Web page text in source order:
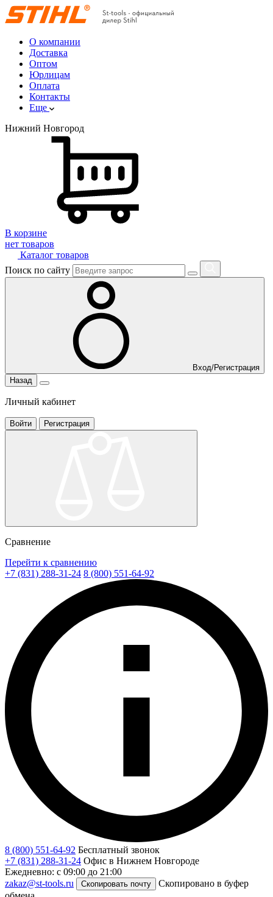
О компании
Доставка
Оптом
Юрлицам
Оплата
Контакты
Еще
Нижний Новгород
В корзине
нет товаров
Каталог товаров
Поиск по сайту
Вход/Регистрация
Назад
Личный кабинет
Войти Регистрация
Сравнение
Перейти к сравнению
+7 (831) 288-31-24 8 (800) 551-64-92
8 (800) 551-64-92 Бесплатный звонок
+7 (831) 288-31-24 Офис в Нижнем Новгороде
Ежедневно: с 09:00 до 21:00
zakaz@st-tools.ru
Скопировать почту
Скопировано в буфер